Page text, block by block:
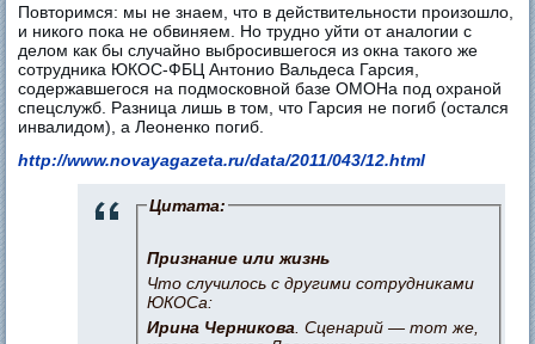
Повторимся: мы не знаем, что в действительности произошло,
и никого пока не обвиняем. Но трудно уйти от аналогии с
делом как бы случайно выбросившегося из окна такого же
сотрудника ЮКОС-ФБЦ Антонио Вальдеса Гарсия,
содержавшегося на подмосковной базе ОМОНа под охраной
спецслужб. Разница лишь в том, что Гарсия не погиб (остался
инвалидом), а Леоненко погиб.
http://www.novayagazeta.ru/data/2011/043/12.html
Цитата:
Признание или жизнь
Что случилось с другими сотрудниками
ЮКОСа:
Ирина Черникова . Сценарий — тот же,